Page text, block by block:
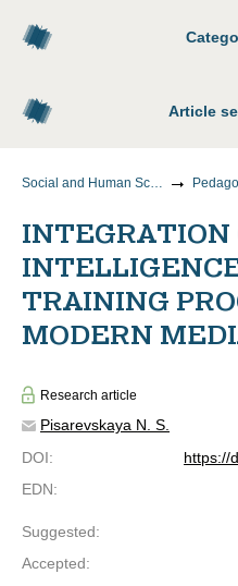
Article
Social and Human Sciences
INTEGRATION
TRAINING
MODERN
Research article
Pisarevskaya N. S.
DOI:
https://
EDN:
Suggested:
Accepted: